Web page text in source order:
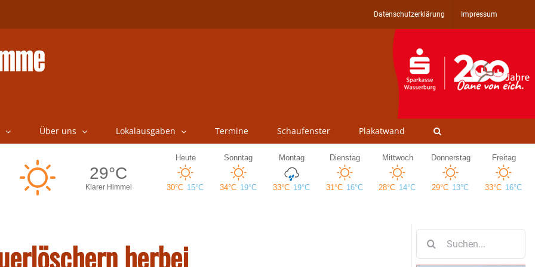
Datenschutzerklärung Impressum
Über uns Lokalausgaben Termine Schaufenster Plakatwand
herbei
nach: